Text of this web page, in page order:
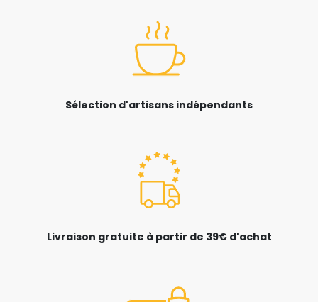
Sélection d'artisans indépendants
Livraison gratuite à partir de 39€ d'achat